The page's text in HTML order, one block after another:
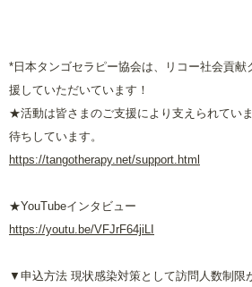
*日本タンゴセラピー協会は、リコー社会貢献
援していただいています！
★活動は皆さまのご支援により支えられてい
待ちしています。
https://tangotherapy.net/support.html
★YouTubeインタビュー
https://youtu.be/VFJrF64jiLI
▼申込方法 現状感染対策として訪問人数制限